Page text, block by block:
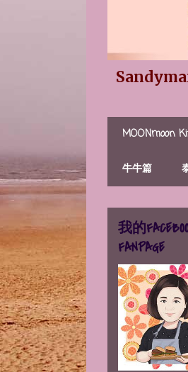
MOONmoon
牛牛篇
我的
FANPAGE